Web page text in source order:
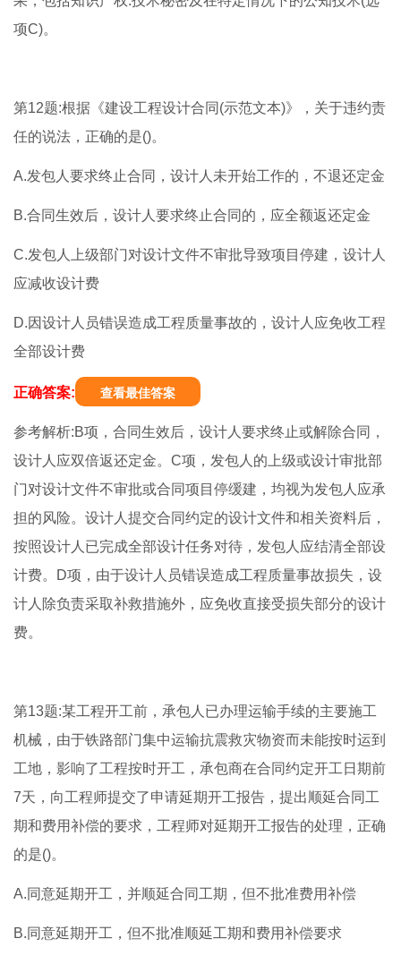
项C)。
第12题:根据《建设工程设计合同(示范文本)》，关于违约责
任的说法，正确的是()。
A.发包人要求终止合同，设计人未开始工作的，不退还定金
B.合同生效后，设计人要求终止合同的，应全额返还定金
C.发包人上级部门对设计文件不审批导致项目停建，设计人
应减收设计费
D.因设计人员错误造成工程质量事故的，设计人应免收工程
全部设计费
正确答案: 查看最佳答案
参考解析:B项，合同生效后，设计人要求终止或解除合同，
设计人应双倍返还定金。C项，发包人的上级或设计审批部
门对设计文件不审批或合同项目停缓建，均视为发包人应承
担的风险。设计人提交合同约定的设计文件和相关资料后，
按照设计人已完成全部设计任务对待，发包人应结清全部设
计费。D项，由于设计人员错误造成工程质量事故损失，设
计人除负责采取补救措施外，应免收直接受损失部分的设计
费。
第13题:某工程开工前，承包人已办理运输手续的主要施工
机械，由于铁路部门集中运输抗震救灾物资而未能按时运到
工地，影响了工程按时开工，承包商在合同约定开工日期前
7天，向工程师提交了申请延期开工报告，提出顺延合同工
期和费用补偿的要求，工程师对延期开工报告的处理，正确
的是()。
A.同意延期开工，并顺延合同工期，但不批准费用补偿
B.同意延期开工，但不批准顺延工期和费用补偿要求